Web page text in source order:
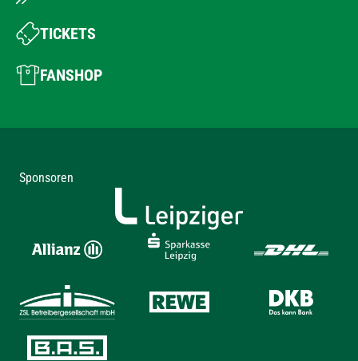
TICKETS
FANSHOP
Sponsoren